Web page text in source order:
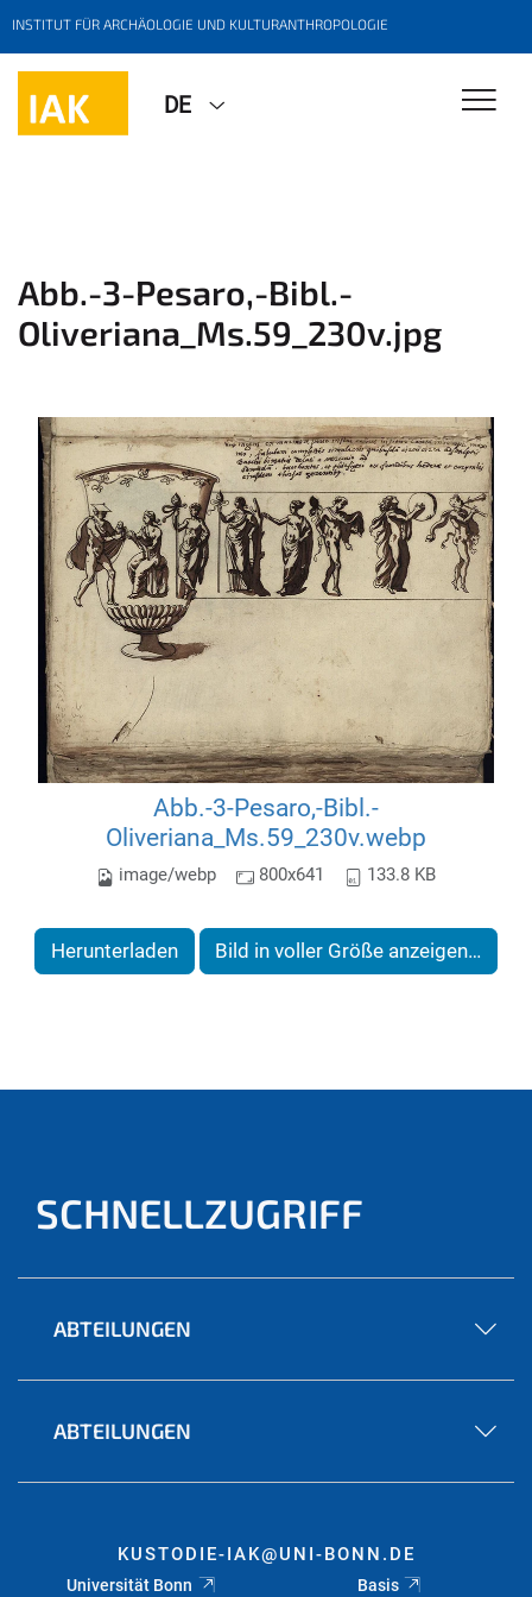
INSTITUT FÜR ARCHÄOLOGIE UND KULTURANTHROPOLOGIE
DE
Abb.-3-Pesaro,-Bibl.-
Oliveriana_Ms.59_230v.jpg
Abb.-3-Pesaro,-Bibl.-
Oliveriana_Ms.59_230v.webp
image/webp 800x641 133.8 KB
Herunterladen Bild in voller Größe anzeigen…
SCHNELLZUGRIFF
ABTEILUNGEN
ABTEILUNGEN
KUSTODIE-IAK@UNI-BONN.DE
Universität Bonn Basis